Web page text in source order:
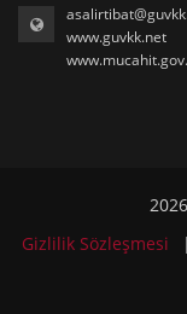
www.guvkk.net
Gizlilik Sözleşmesi
|